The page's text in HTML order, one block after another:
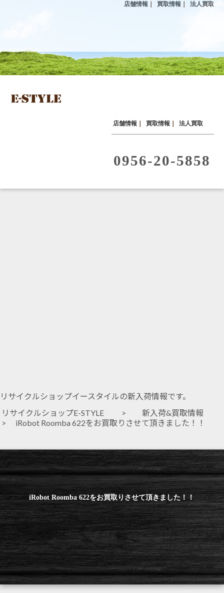
店舗情報 ｜ 買取情報 ｜ 法人買取
0956-20-5858
リサイクルショップイースタイルの新入荷情報です。
リサイクルショップE-STYLE
> 新入荷&買取情報
> iRobot Roomba 622をお買取りさせて頂きました！！
iRobot Roomba 622をお買取りさせて頂きました！！
店舗情報 ｜ 買取情報 ｜ 法人買取